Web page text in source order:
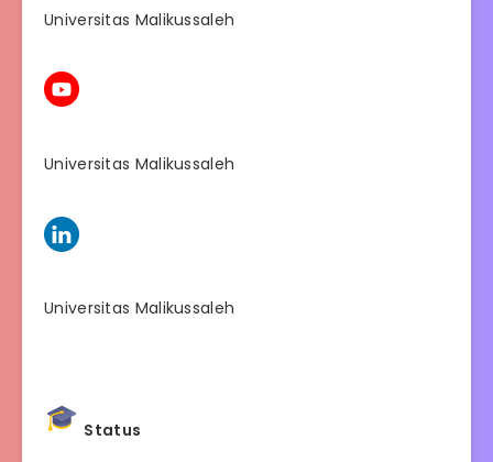
Universitas Malikussaleh
Universitas Malikussaleh
Universitas Malikussaleh
Status